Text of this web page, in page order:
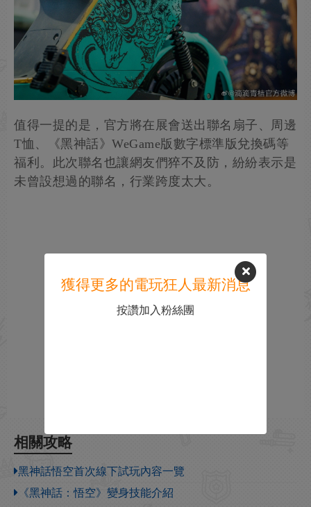
值得一提的是，官方將在展會送出聯名扇子、周邊
T恤、《黑神話》WeGame版數字標準版兌換碼等
福利。此次聯名也讓網友們猝不及防，紛紛表示是
未曾設想過的聯名，行業跨度太大。
相關攻略
黑神話悟空首次線下試玩內容一覽
《黑神話：悟空》變身技能介紹
獲得更多的電玩狂人最新消息
按讚加入粉絲團